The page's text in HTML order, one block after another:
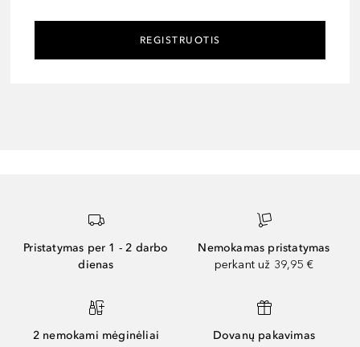
REGISTRUOTIS
Pristatymas per 1 - 2 darbo
dienas
Nemokamas pristatymas
perkant už 39,95 €
2 nemokami mėginėliai Dovanų pakavimas